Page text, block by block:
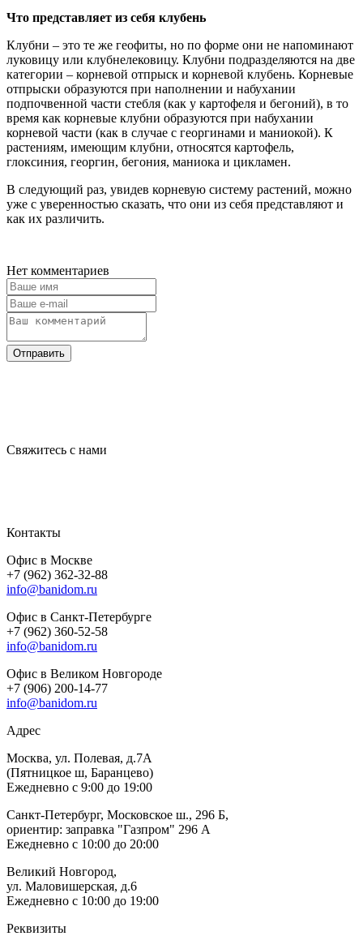
Что представляет из себя клубень
Клубни – это те же геофиты, но по форме они не напоминают
луковицу или клубнелековицу. Клубни подразделяются на две
категории – корневой отпрыск и корневой клубень. Корневые
отпрыски образуются при наполнении и набухании
подпочвенной части стебля (как у картофеля и бегоний), в то
время как корневые клубни образуются при набухании
корневой части (как в случае с георгинами и маниокой). К
растениям, имеющим клубни, относятся картофель,
глоксиния, георгин, бегония, маниока и цикламен.
В следующий раз, увидев корневую систему растений, можно
уже с уверенностью сказать, что они из себя представляют и
как их различить.
Нет комментариев
Отправить
Свяжитесь с нами
Контакты
Офис в Москве
+7 (962) 362-32-88
info@banidom.ru
Офис в Санкт-Петербурге
+7 (962) 360-52-58
info@banidom.ru
Офис в Великом Новгороде
+7 (906) 200-14-77
info@banidom.ru
Адрес
Москва, ул. Полевая, д.7А
(Пятницкое ш, Баранцево)
Ежедневно с 9:00 до 19:00
Санкт-Петербург, Московское ш., 296 Б,
ориентир: заправка "Газпром" 296 А
Ежедневно с 10:00 до 20:00
Великий Новгород,
ул. Маловишерская, д.6
Ежедневно с 10:00 до 19:00
Реквизиты